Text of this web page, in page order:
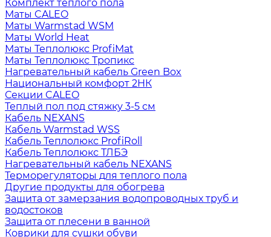
Комплект теплого пола
Маты CALEO
Маты Warmstad WSM
Маты World Heat
Маты Теплолюкс ProfiMat
Маты Теплолюкс Тропикс
Нагревательный кабель Green Box
Национальный комфорт 2НК
Секции CALEO
Теплый пол под стяжку 3-5 см
Кабель NEXANS
Кабель Warmstad WSS
Кабель Теплолюкс ProfiRoll
Кабель Теплолюкс ТЛБЭ
Нагревательный кабель NEXANS
Терморегуляторы для теплого пола
Другие продукты для обогрева
Защита от замерзания водопроводных труб и
водостоков
Защита от плесени в ванной
Коврики для сушки обуви